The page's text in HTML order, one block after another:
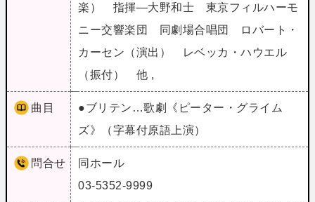
楽） 指揮―大野和士 東京フィルハーモ
ニー交響楽団 同劇場合唱団 ロバート・
カーセン（演出） レベッカ・ハウエル
（振付） 他 ,
曲目
●ブリテン…歌劇《ピーター・グライム
ズ》（字幕付原語上演）
問合せ
同ホール
03-5352-9999